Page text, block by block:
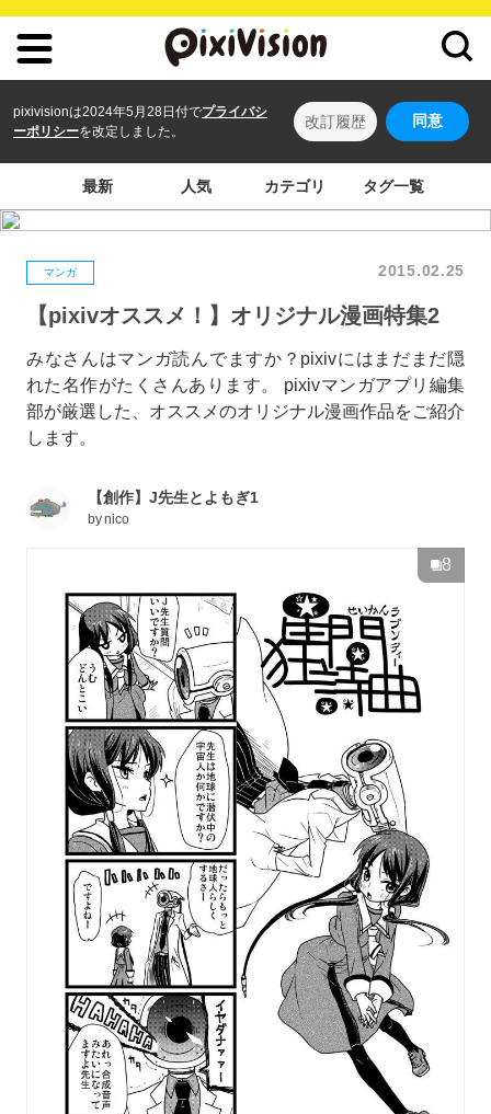
pixivisionは2024年5月28日付でプライバシ
ーポリシーを改定しました。
改訂履歴 同意
最新 人気 カテゴリ タグ一覧
マンガ 2015.02.25
【pixivオススメ！】オリジナル漫画特集2
みなさんはマンガ読んでますか？pixivにはまだまだ隠
れた名作がたくさんあります。 pixivマンガアプリ編集
部が厳選した、オススメのオリジナル漫画作品をご紹介
します。
【創作】J先生とよもぎ1
bynico
8